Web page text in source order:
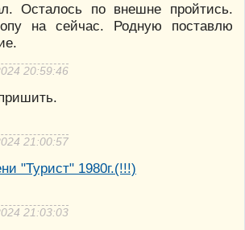
Осталось по внешне пройтись.
на сейчас. Родную поставлю
20:59:46
21:00:57
21:03:03